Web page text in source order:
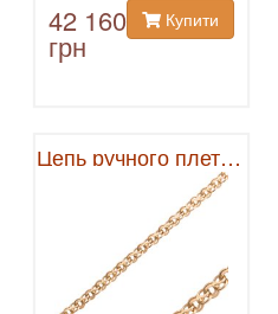
42 160
грн
Купити
Цепь ручного плетения